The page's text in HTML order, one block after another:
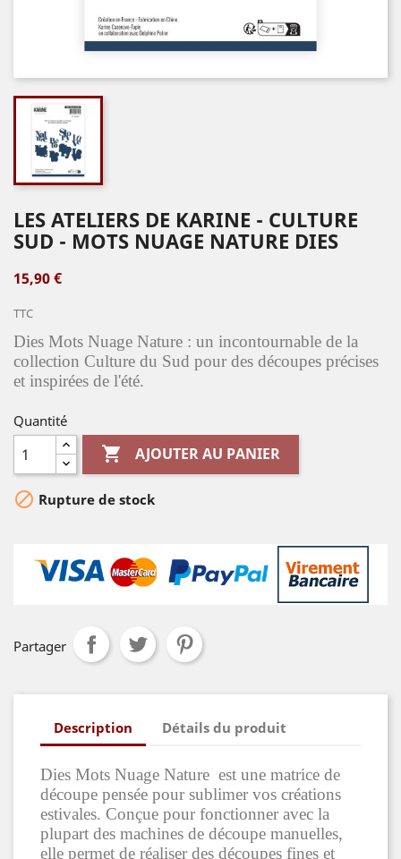
LES ATELIERS DE KARINE - CULTURE
SUD - MOTS NUAGE NATURE DIES
15,90 €
TTC
Dies Mots Nuage Nature : un incontournable de la
collection Culture du Sud pour des découpes précises
et inspirées de l'été.
Quantité
 AJOUTER AU PANIER
 Rupture de stock
Partager
Description Détails du produit
Dies Mots Nuage Nature est une matrice de
découpe pensée pour sublimer vos créations
estivales. Conçue pour fonctionner avec la
plupart des machines de découpe manuelles,
elle permet de réaliser des découpes fines et